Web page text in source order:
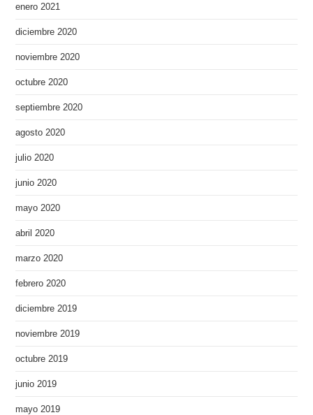
enero 2021
diciembre 2020
noviembre 2020
octubre 2020
septiembre 2020
agosto 2020
julio 2020
junio 2020
mayo 2020
abril 2020
marzo 2020
febrero 2020
diciembre 2019
noviembre 2019
octubre 2019
junio 2019
mayo 2019